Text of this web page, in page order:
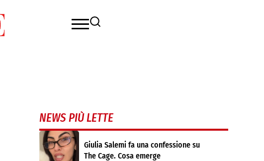
NEWS PIÙ LETTE
Giulia Salemi fa una confessione su
The Cage. Cosa emerge